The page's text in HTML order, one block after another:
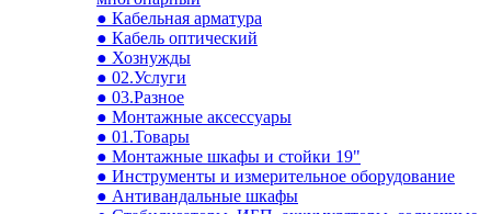
● Кабельная арматура
● Кабель оптический
● Хознужды
● 02.Услуги
● 03.Разное
● Монтажные аксессуары
● 01.Товары
● Монтажные шкафы и стойки 19"
● Инструменты и измерительное оборудование
● Антивандальные шкафы